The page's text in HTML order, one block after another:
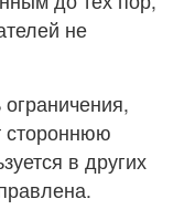
не
стороннюю
в других